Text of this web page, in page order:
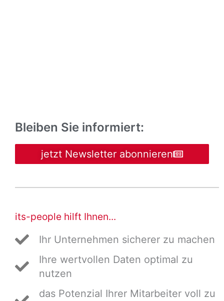
Bleiben Sie informiert:
jetzt Newsletter abonnieren
its-people hilft Ihnen...
Ihr Unternehmen sicherer zu machen
Ihre wertvollen Daten optimal zu
nutzen
das Potenzial Ihrer Mitarbeiter voll zu